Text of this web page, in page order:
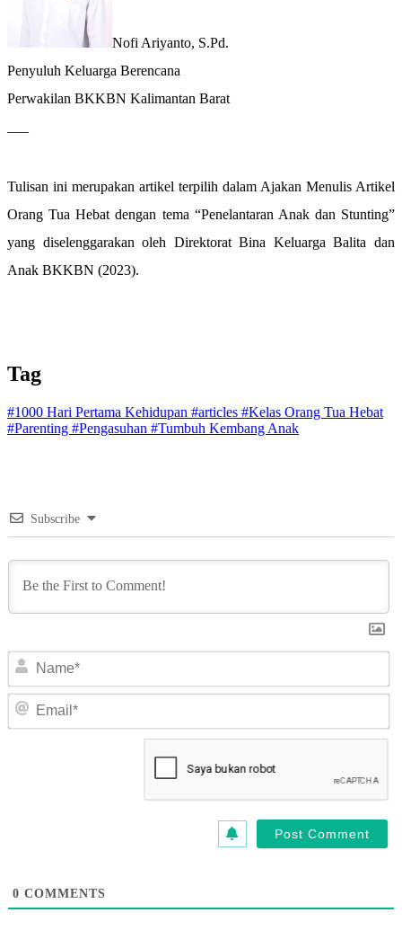
Nofi Ariyanto, S.Pd.
Penyuluh Keluarga Berencana
Perwakilan BKKBN Kalimantan Barat
Tulisan ini merupakan artikel terpilih dalam Ajakan Menulis Artikel
Orang Tua Hebat dengan tema “Penelantaran Anak dan Stunting”
yang diselenggarakan oleh Direktorat Bina Keluarga Balita dan
Anak BKKBN (2023).
Tag
#1000 Hari Pertama Kehidupan #articles #Kelas Orang Tua Hebat
#Parenting #Pengasuhan #Tumbuh Kembang Anak
Subscribe
0 COMMENTS